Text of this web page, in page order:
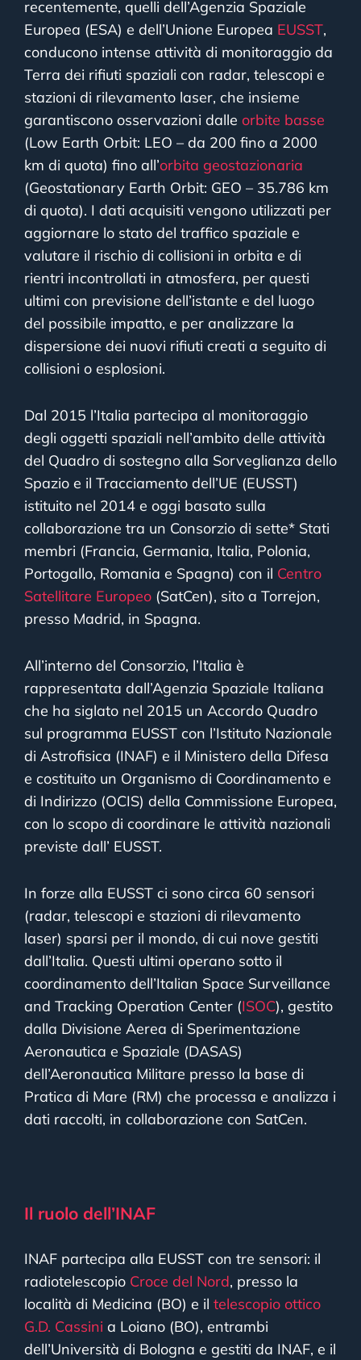
recentemente, quelli dell’Agenzia Spaziale
Europea (ESA) e dell’Unione Europea EUSST,
conducono intense attività di monitoraggio da
Terra dei rifiuti spaziali con radar, telescopi e
stazioni di rilevamento laser, che insieme
garantiscono osservazioni dalle orbite basse
(Low Earth Orbit: LEO – da 200 fino a 2000
km di quota) fino all’orbita geostazionaria
(Geostationary Earth Orbit: GEO – 35.786 km
di quota). I dati acquisiti vengono utilizzati per
aggiornare lo stato del traffico spaziale e
valutare il rischio di collisioni in orbita e di
rientri incontrollati in atmosfera, per questi
ultimi con previsione dell’istante e del luogo
del possibile impatto, e per analizzare la
dispersione dei nuovi rifiuti creati a seguito di
collisioni o esplosioni.
Dal 2015 l’Italia partecipa al monitoraggio
degli oggetti spaziali nell’ambito delle attività
del Quadro di sostegno alla Sorveglianza dello
Spazio e il Tracciamento dell’UE (EUSST)
istituito nel 2014 e oggi basato sulla
collaborazione tra un Consorzio di sette* Stati
membri (Francia, Germania, Italia, Polonia,
Portogallo, Romania e Spagna) con il Centro
Satellitare Europeo (SatCen), sito a Torrejon,
presso Madrid, in Spagna.
All’interno del Consorzio, l’Italia è
rappresentata dall’Agenzia Spaziale Italiana
che ha siglato nel 2015 un Accordo Quadro
sul programma EUSST con l’Istituto Nazionale
di Astrofisica (INAF) e il Ministero della Difesa
e costituito un Organismo di Coordinamento e
di Indirizzo (OCIS) della Commissione Europea,
con lo scopo di coordinare le attività nazionali
previste dall’ EUSST.
In forze alla EUSST ci sono circa 60 sensori
(radar, telescopi e stazioni di rilevamento
laser) sparsi per il mondo, di cui nove gestiti
dall’Italia. Questi ultimi operano sotto il
coordinamento dell’Italian Space Surveillance
and Tracking Operation Center (ISOC), gestito
dalla Divisione Aerea di Sperimentazione
Aeronautica e Spaziale (DASAS)
dell’Aeronautica Militare presso la base di
Pratica di Mare (RM) che processa e analizza i
dati raccolti, in collaborazione con SatCen.
Il ruolo dell’INAF
INAF partecipa alla EUSST con tre sensori: il
radiotelescopio Croce del Nord, presso la
località di Medicina (BO) e il telescopio ottico
G.D. Cassini a Loiano (BO), entrambi
dell’Università di Bologna e gestiti da INAF, e il